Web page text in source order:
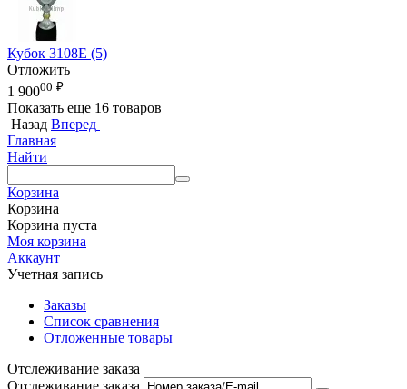
Кубок 3108E (5)
Отложить
1 90000 ₽
Показать еще 16 товаров
Назад Вперед
Главная
Найти
Корзина
Корзина
Корзина пуста
Моя корзина
Аккаунт
Учетная запись
Заказы
Список сравнения
Отложенные товары
Отслеживание заказа